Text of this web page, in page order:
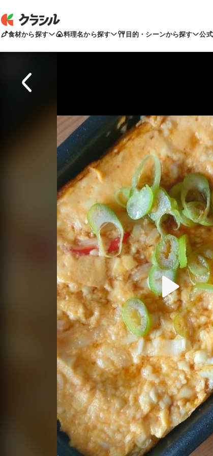
食材から探す 料理名から探す 目的・シーンから探す 公